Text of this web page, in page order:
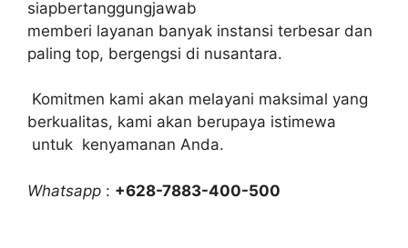
siapbertanggungjawab
memberi layanan banyak instansi terbesar dan
paling top, bergengsi di nusantara.
Komitmen kami akan melayani maksimal yang
berkualitas, kami akan berupaya istimewa
untuk kenyamanan Anda.
Whatsapp : +628-7883-400-500